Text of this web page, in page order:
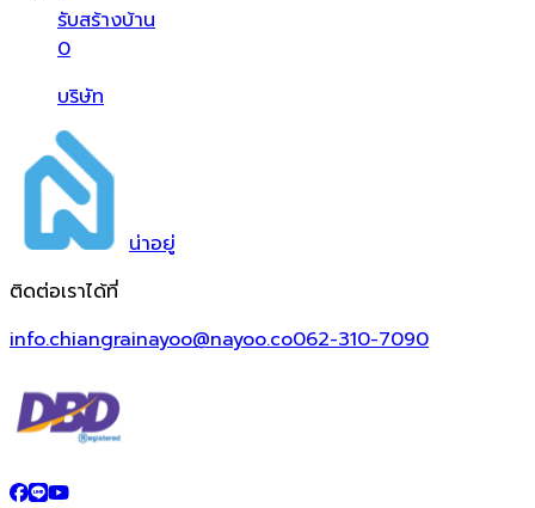
รับสร้างบ้าน
0
บริษัท
น่าอยู่
ติดต่อเราได้ที่
info.chiangrainayoo@nayoo.co062-310-7090